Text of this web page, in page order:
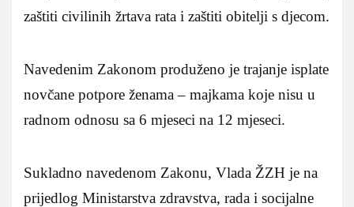
zaštiti civilinih žrtava rata i zaštiti obitelji s djecom.
Navedenim Zakonom produženo je trajanje isplate
novčane potpore ženama – majkama koje nisu u
radnom odnosu sa 6 mjeseci na 12 mjeseci.
Sukladno navedenom Zakonu, Vlada ŽZH je na
prijedlog Ministarstva zdravstva, rada i socijalne